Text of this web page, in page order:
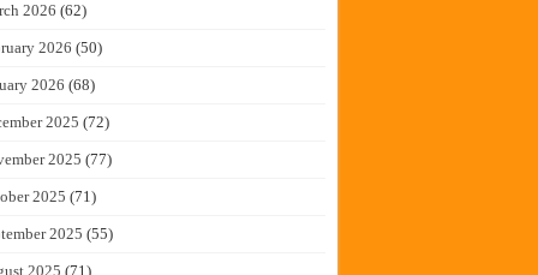
2026 (62)
2026 (50)
2026 (68)
2025 (72)
2025 (77)
2025 (71)
2025 (55)
2025 (71)